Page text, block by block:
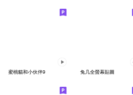
蜜桃貓和小伙伴9 兔几全螢幕貼圖